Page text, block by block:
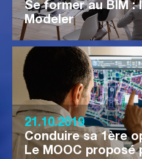
Se former au BIM :
Modeler
21.10.2019
Conduire sa 1ère
Le MOOC